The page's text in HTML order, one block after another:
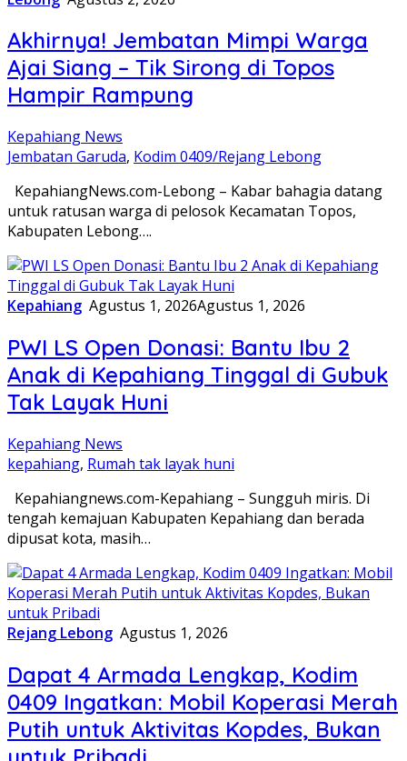
Akhirnya! Jembatan Mimpi Warga
Ajai Siang – Tik Sirong di Topos
Hampir Rampung
Kepahiang News
Jembatan Garuda, Kodim 0409/Rejang Lebong
KepahiangNews.com-Lebong – Kabar bahagia datang
untuk ratusan warga di pelosok Kecamatan Topos,
Kabupaten Lebong….
Kepahiang Agustus 1, 2026Agustus 1, 2026
PWI LS Open Donasi: Bantu Ibu 2
Anak di Kepahiang Tinggal di Gubuk
Tak Layak Huni
Kepahiang News
kepahiang, Rumah tak layak huni
Kepahiangnews.com-Kepahiang – Sungguh miris. Di
tengah kemajuan Kabupaten Kepahiang dan berada
dipusat kota, masih…
Rejang Lebong Agustus 1, 2026
Dapat 4 Armada Lengkap, Kodim
0409 Ingatkan: Mobil Koperasi Merah
Putih untuk Aktivitas Kopdes, Bukan